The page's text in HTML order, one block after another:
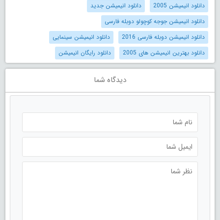
دانلود انیمیشن 2005
دانلود انیمیشن جدید
دانلود انیمیشن جوجه کوچولو دوبله فارسی
دانلود انیمیشن دوبله فارسی 2016
دانلود انیمیشن سینمایی
دانلود بهترین انیمیشن های 2005
دانلود رایگان انیمیشن
دیدگاه شما